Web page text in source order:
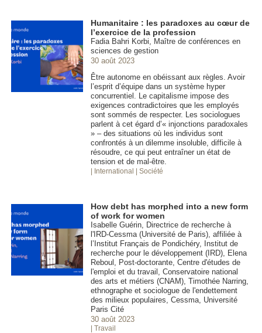
Humanitaire : les paradoxes au cœur de
l’exercice de la profession
Fadia Bahri Korbi, Maître de conférences en
sciences de gestion
30 août 2023
Être autonome en obéissant aux règles. Avoir
l’esprit d’équipe dans un système hyper
concurrentiel. Le capitalisme impose des
exigences contradictoires que les employés
sont sommés de respecter. Les sociologues
parlent à cet égard d’« injonctions paradoxales
» – des situations où les individus sont
confrontés à un dilemme insoluble, difficile à
résoudre, ce qui peut entraîner un état de
tension et de mal-être.
| International | Société
How debt has morphed into a new form
of work for women
Isabelle Guérin, Directrice de recherche à
l'IRD-Cessma (Université de Paris), affiliée à
l’Institut Français de Pondichéry, Institut de
recherche pour le développement (IRD), Elena
Reboul, Post-doctorante, Centre d'études de
l'emploi et du travail, Conservatoire national
des arts et métiers (CNAM), Timothée Narring,
ethnographe et sociologue de l'endettement
des milieux populaires, Cessma, Université
Paris Cité
30 août 2023
| Travail